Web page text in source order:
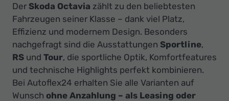
Top-
Preisen
-
Ihr
Innovatives
Autohaus
Der Skoda Octavia zählt zu den beliebtesten
Fahrzeugen seiner Klasse – dank viel Platz,
Effizienz und modernem Design. Besonders
nachgefragt sind die Ausstattungen Sportline,
RS und Tour, die sportliche Optik, Komfortfeatures
und technische Highlights perfekt kombinieren.
Bei Autoflex24 erhalten Sie alle Varianten auf
Wunsch ohne Anzahlung – als Leasing oder